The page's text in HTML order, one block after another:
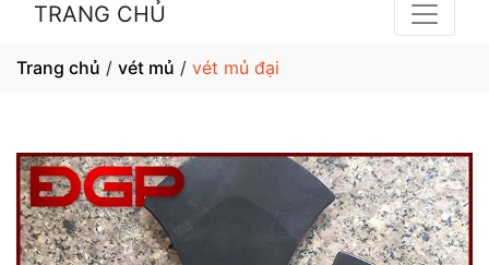
TRANG CHỦ
Trang chủ / vét mủ / vét mủ đại